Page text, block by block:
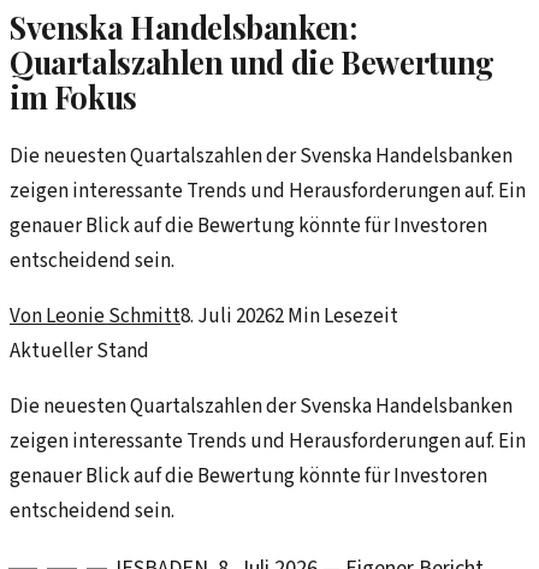
Svenska Handelsbanken:
Quartalszahlen und die Bewertung
im Fokus
Die neuesten Quartalszahlen der Svenska Handelsbanken
zeigen interessante Trends und Herausforderungen auf. Ein
genauer Blick auf die Bewertung könnte für Investoren
entscheidend sein.
VonLeonie Schmitt8. Juli 20262Min Lesezeit
Aktueller Stand
Die neuesten Quartalszahlen der Svenska Handelsbanken
zeigen interessante Trends und Herausforderungen auf. Ein
genauer Blick auf die Bewertung könnte für Investoren
entscheidend sein.